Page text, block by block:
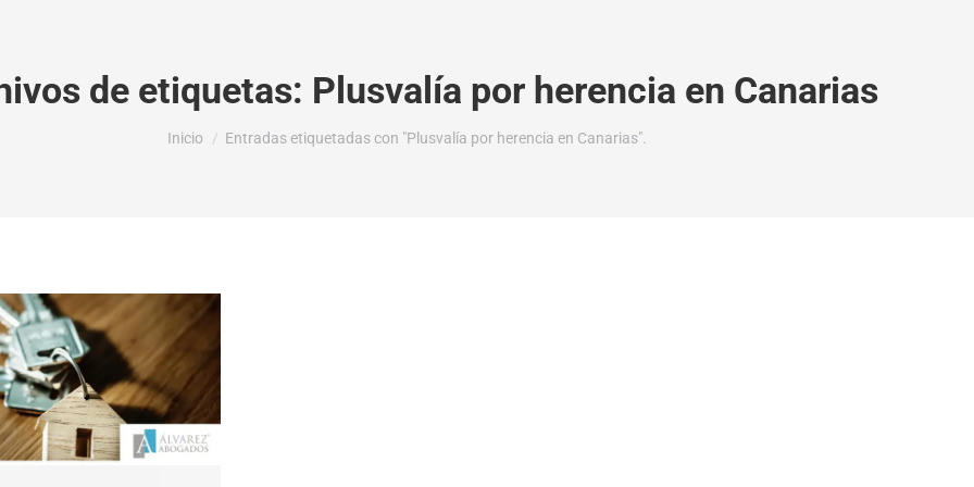
de etiquetas: Plusvalía por herencia en Canarias
Estás aquí:
Inicio Entradas etiquetadas con "Plusvalía por herencia en Canarias".